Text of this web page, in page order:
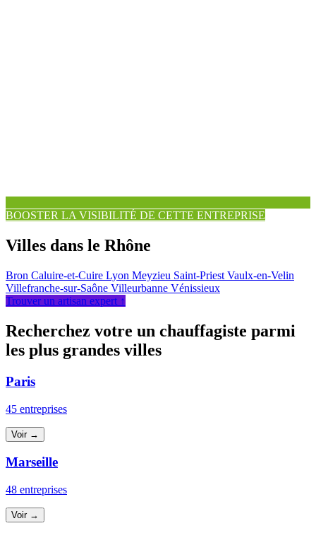
BOOSTER LA VISIBILITÉ DE CETTE ENTREPRISE
Villes dans le Rhône
Bron Caluire-et-Cuire Lyon Meyzieu Saint-Priest Vaulx-en-Velin
Villefranche-sur-Saône Villeurbanne Vénissieux
Trouver un artisan expert ↑
Recherchez votre un chauffagiste parmi
les plus grandes villes
Paris
45 entreprises
Voir →
Marseille
48 entreprises
Voir →